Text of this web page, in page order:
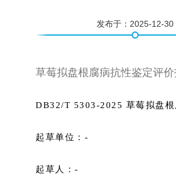
发布于： 2025-12-30
草莓拟盘根腐病抗性鉴定评
DB32/T 5303-2025 草莓拟盘
起草单位：-
起草人：-